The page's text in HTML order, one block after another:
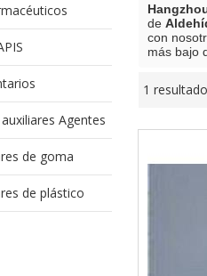
Agentes
de goma
de plástico
de
con
más bajo
1